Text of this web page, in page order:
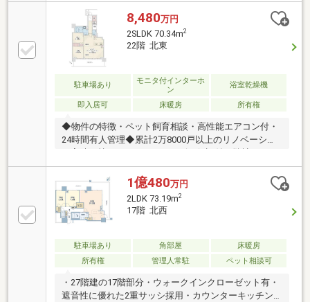
8,480万円
2SLDK 70.34m2
22階 北東
駐車場あり
モニタ付インターホ
ン
浴室乾燥機
即入居可 床暖房 所有権
◆物件の特徴・ペット飼育相談・高性能エアコン付・
24時間有人管理◆累計2万8000戸以上のリノベーショ
ン実績を持つ、アフターサービス保証付き弊社インテ
リックスグループ内装物件♪◆室内リノベーション内
容・エアコン・照明器具(一部)・ハウスクリーニング
etc◆インテリックスの販売実績 ・R1(適合リノベー
ション)住宅発行ランキング3年連続NO.1！ ・年間
1000戸以上のリノベーション実績 ・累計販売戸数2
1億480万円
2LDK 73.19m2
17階 北西
駐車場あり 角部屋
床暖房
所有権
管理人常駐 ペット相談可
・27階建の17階部分・ウォークインクローゼット有・
遮音性に優れた2重サッシ採用・カウンターキッチン